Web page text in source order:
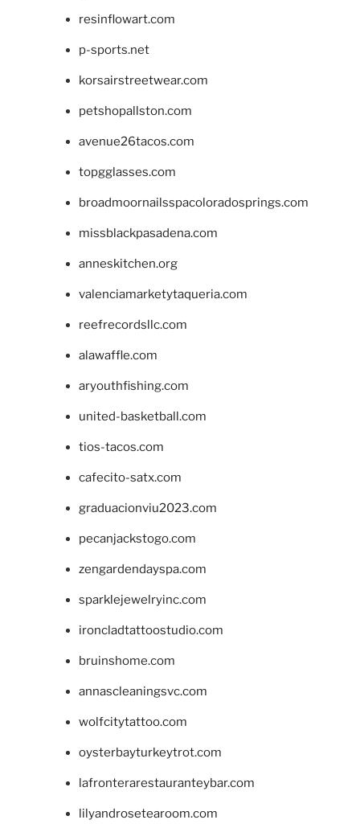
resinflowart.com
p-sports.net
korsairstreetwear.com
petshopallston.com
avenue26tacos.com
topgglasses.com
broadmoornailsspacoloradosprings.com
missblackpasadena.com
anneskitchen.org
valenciamarketytaqueria.com
reefrecordsllc.com
alawaffle.com
aryouthfishing.com
united-basketball.com
tios-tacos.com
cafecito-satx.com
graduacionviu2023.com
pecanjackstogo.com
zengardendayspa.com
sparklejewelryinc.com
ironcladtattoostudio.com
bruinshome.com
annascleaningsvc.com
wolfcitytattoo.com
oysterbayturkeytrot.com
lafronterarestauranteybar.com
lilyandrosetearoom.com